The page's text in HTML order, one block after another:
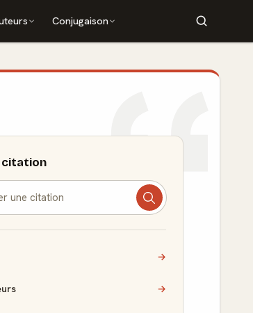
Conjugaison
citation
→
→